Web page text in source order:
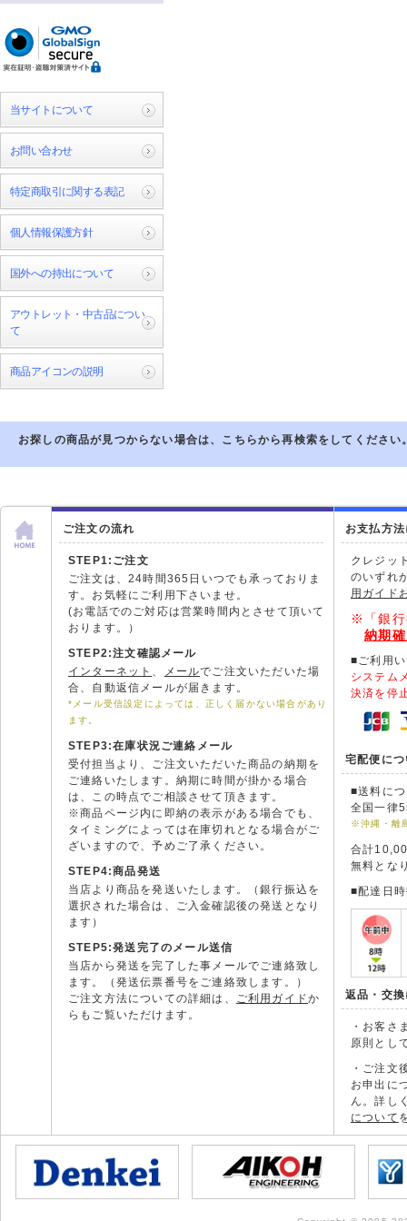
当サイトについて
お問い合わせ
特定商取引に関する表記
個人情報保護方針
国外への持出について
アウトレット・中古品につい
て
商品アイコンの説明
お探しの商品が見つからない場合は、こちらから再検索をしてください
ご注文の流れ
STEP1:ご注文
ご注文は、24時間365日いつでも承っておりま
す。お気軽にご利用下さいませ。
(お電話でのご対応は営業時間内とさせて頂いて
おります。）
STEP2:注文確認メール
インターネット 、 メールでご注文いただいた場
合、自動返信メールが届きます。
*メール受信設定によっては、正しく届かない場合があり
ます。
STEP3:在庫状況ご連絡メール
受付担当より、ご注文いただいた商品の納期を
ご連絡いたします。納期に時間が掛かる場合
は、この時点でご相談させて頂きます。
※商品ページ内に即納の表示がある場合でも、
タイミングによっては在庫切れとなる場合がご
ざいますので、予めご了承ください。
STEP4:商品発送
当店より商品を発送いたします。（銀行振込を
選択された場合は、ご入金確認後の発送となり
ます）
STEP5:発送完了のメール送信
当店から発送を完了した事メールでご連絡致し
ます。（発送伝票番号をご連絡致します。）
ご注文方法についての詳細は、 ご利用ガイドか
らもご覧いただけます。
お支払方
クレジッ
のいずれ
用ガイド
※「銀行
納期
■ご利用
システム
決済を停
宅配便に
■送料に
全国一律
※沖縄・離
合計
無料とな
■配達日
返品・交
・お客さ
原則とし
・ご注文
お申出に
ん。詳し
について